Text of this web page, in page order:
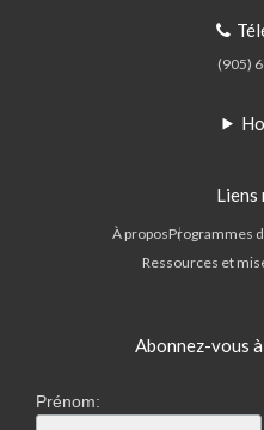
(905)
Liens
À proposProgrammes
Ressources et
Abonnez-vous
Prénom: